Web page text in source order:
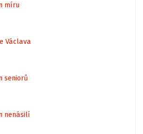
míru
Václava
seniorů
nenásilí